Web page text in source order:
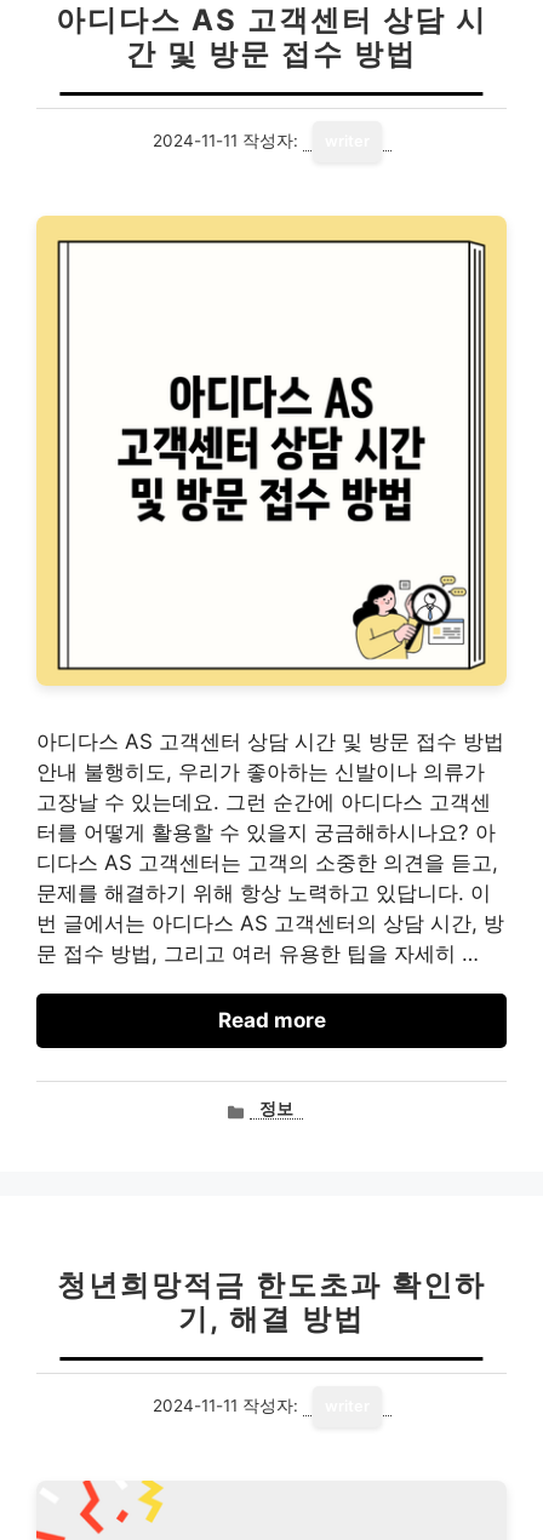
아디다스 AS 고객센터 상담 시
간 및 방문 접수 방법
2024-11-11 작성자:
아디다스 AS 고객센터 상담 시간 및 방문 접수 방법
안내 불행히도, 우리가 좋아하는 신발이나 의류가
고장날 수 있는데요. 그런 순간에 아디다스 고객센
터를 어떻게 활용할 수 있을지 궁금해하시나요? 아
디다스 AS 고객센터는 고객의 소중한 의견을 듣고,
문제를 해결하기 위해 항상 노력하고 있답니다. 이
번 글에서는 아디다스 AS 고객센터의 상담 시간, 방
문 접수 방법, 그리고 여러 유용한 팁을 자세히 …
Read more
카정보
청년희망적금 한도초과 확인하
기, 해결 방법
2024-11-11 작성자: